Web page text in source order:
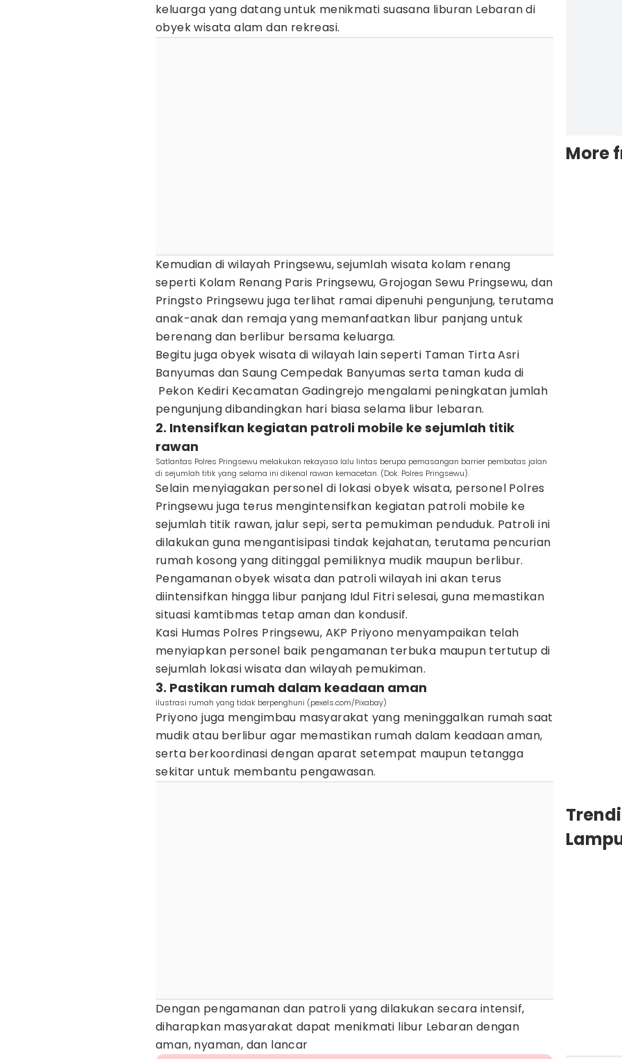
keluarga yang datang untuk menikmati suasana liburan Lebaran di
obyek wisata alam dan rekreasi.
Kemudian di wilayah Pringsewu, sejumlah wisata kolam renang
seperti Kolam Renang Paris Pringsewu, Grojogan Sewu Pringsewu, dan
Pringsto Pringsewu juga terlihat ramai dipenuhi pengunjung, terutama
anak-anak dan remaja yang memanfaatkan libur panjang untuk
berenang dan berlibur bersama keluarga.
Begitu juga obyek wisata di wilayah lain seperti Taman Tirta Asri
Banyumas dan Saung Cempedak Banyumas serta taman kuda di
Pekon Kediri Kecamatan Gadingrejo mengalami peningkatan jumlah
pengunjung dibandingkan hari biasa selama libur lebaran.
2. Intensifkan kegiatan patroli mobile ke sejumlah titik
rawan
Satlantas Polres Pringsewu melakukan rekayasa lalu lintas berupa pemasangan barrier pembatas jalan
di sejumlah titik yang selama ini dikenal rawan kemacetan. (Dok. Polres Pringsewu).
Selain menyiagakan personel di lokasi obyek wisata, personel Polres
Pringsewu juga terus mengintensifkan kegiatan patroli mobile ke
sejumlah titik rawan, jalur sepi, serta pemukiman penduduk. Patroli ini
dilakukan guna mengantisipasi tindak kejahatan, terutama pencurian
rumah kosong yang ditinggal pemiliknya mudik maupun berlibur.
Pengamanan obyek wisata dan patroli wilayah ini akan terus
diintensifkan hingga libur panjang Idul Fitri selesai, guna memastikan
situasi kamtibmas tetap aman dan kondusif.
Kasi Humas Polres Pringsewu, AKP Priyono menyampaikan telah
menyiapkan personel baik pengamanan terbuka maupun tertutup di
sejumlah lokasi wisata dan wilayah pemukiman.
3. Pastikan rumah dalam keadaan aman
ilustrasi rumah yang tidak berpenghuni (pexels.com/Pixabay)
Priyono juga mengimbau masyarakat yang meninggalkan rumah saat
mudik atau berlibur agar memastikan rumah dalam keadaan aman,
serta berkoordinasi dengan aparat setempat maupun tetangga
sekitar untuk membantu pengawasan.
Dengan pengamanan dan patroli yang dilakukan secara intensif,
diharapkan masyarakat dapat menikmati libur Lebaran dengan
aman, nyaman, dan lancar
More